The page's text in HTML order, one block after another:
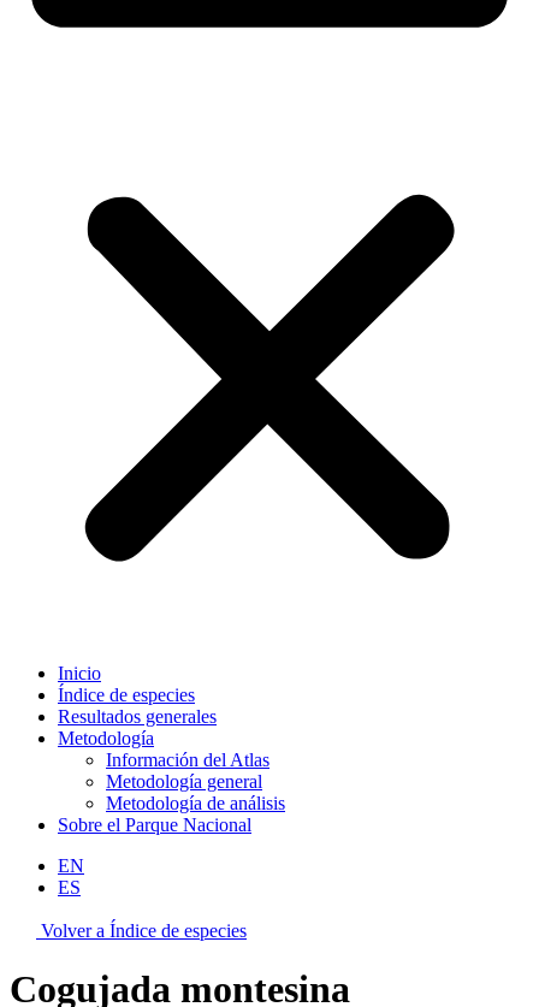
Inicio
Índice de especies
Resultados generales
Metodología
Información del Atlas
Metodología general
Metodología de análisis
Sobre el Parque Nacional
EN
ES
Volver a Índice de especies
Cogujada montesina